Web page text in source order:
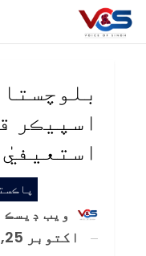
اسپيڪر
ويب ڊيسڪ
اکتوبر 25, 2021